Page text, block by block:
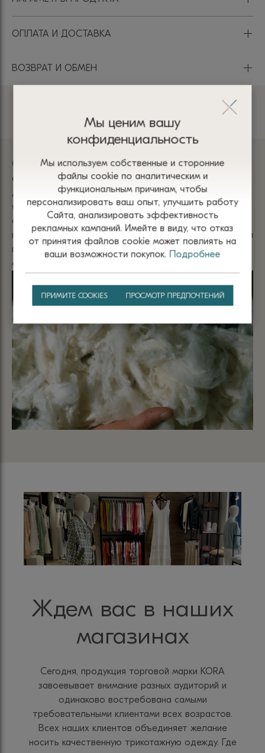
ОПЛАТА И ДОСТАВКА +
ВОЗВРАТ И ОБМЕН +
Шерсть ягненка
Одежда из шерсти ягненок – это роскошный выбор,
сочетающий естественную мягкость, легкость, тепло,
долговечность и элегантность. Изделия из шерсти
ягненка отличаются высоким качеством и
символизируют уют и стиль. Они стали популярным
выбором для тех, кто ценит уют и натуральность. Они
прекрасно сочетают практичность и эстетику,
оставаясь актуальной в любом гардеробе.
Ждем вас в наших
магазинах
Сегодня, продукция торговой марки KORA
завоевывает внимание разных аудиторий и
одинаково востребована самыми
требовательными клиентами всех возрастов.
Всех наших клиентов объединяет желание
носить качественную трикотажную одежду. Где
Мы ценим вашу
конфиденциальность
Мы используем собственные и сторонние
файлы сооkіе по аналитическим и
функциональным причинам, чтобы
персонализировать ваш опыт, улучшить работу
Сайта, анализировать эффективность
рекламных кампаний. Имейте в виду, что отказ
от принятия файлов сооkіе может повлиять на
ваши возможности покупок. Подробнее
ПРИМИТЕ COOKIES ПРОСМОТР ПРЕДПОЧТЕНИЙ